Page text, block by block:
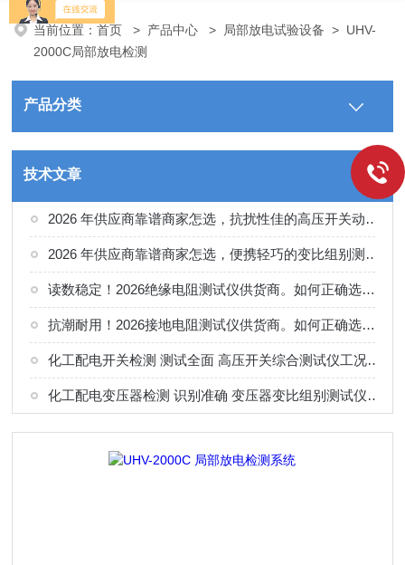
当前位置：首页 > 产品中心 > 局部放电试验设备 > UHV-
2000C局部放电检测
产品分类
技术文章
2026 年供应商靠谱商家怎选，抗扰性佳的高压开关动特性测试仪供应商甄别
2026 年供应商靠谱商家怎选，便携轻巧的变比组别测试仪选购指南
读数稳定！2026绝缘电阻测试仪供货商。如何正确选择适合的厂家
抗潮耐用！2026接地电阻测试仪供货商。如何正确选择适合的厂家
化工配电开关检测 测试全面 高压开关综合测试仪工况选型参考
化工配电变压器检测 识别准确 变压器变比组别测试仪工况选型参考